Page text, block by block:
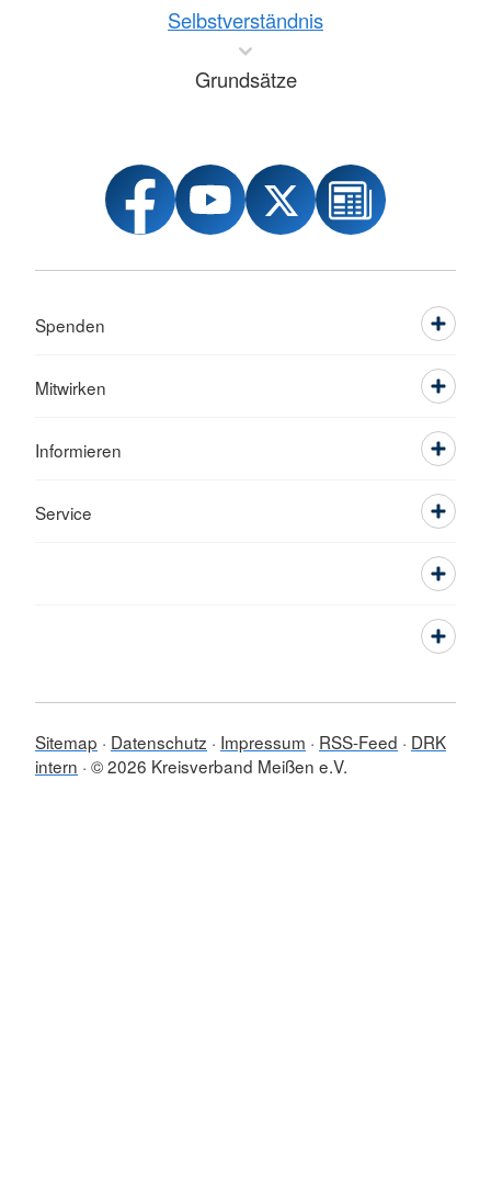
Selbstverständnis
Grundsätze
Spenden
Mitwirken
Informieren
Service
Sitemap Datenschutz Impressum RSS-Feed
DRK
intern © 2026 Kreisverband Meißen e.V.